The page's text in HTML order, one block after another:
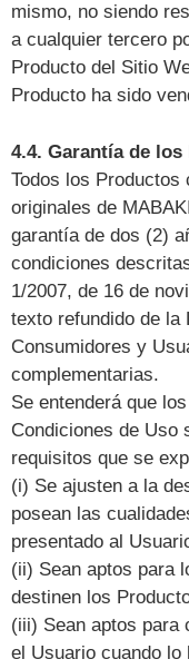
mismo, no siendo
a cualquier tercero
Producto del Sitio
Producto ha sido
4.4. Garantía de
Todos los Productos
originales de
garantía de dos (2)
condiciones
1/2007, de 16 de
texto refundido de la
Consumidores y
complementarias.
Se entenderá que
Condiciones de Uso
requisitos que se
(i) Se ajusten a la
posean las
presentado al
(ii) Sean aptos para
destinen los
(iii) Sean aptos para
el Usuario cuando lo